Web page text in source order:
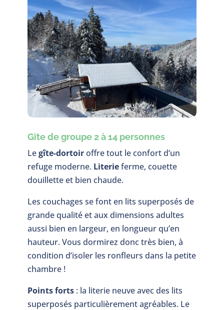
Gîte de groupe 2 à 14 personnes
Legîte-dortoiroffre tout le confort d’un
refuge moderne. Literieferme, couette
douillette et bien chaude.
Les couchages se font en lits superposés de
grande qualité et aux dimensions adultes
aussi bien en largeur, en longueur qu’en
hauteur. Vous dormirez donc très bien, à
condition d’isoler les ronfleurs dans la petite
chambre !
Points forts: la literie neuve avec des lits
superposés particulièrement agréables. Le